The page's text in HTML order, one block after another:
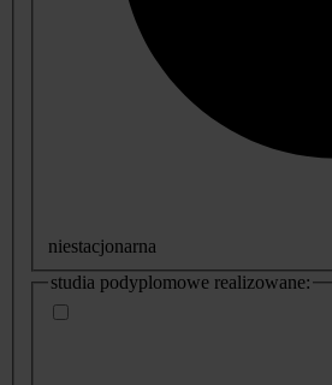
niestacjonarna
studia podyplomowe realizowane: